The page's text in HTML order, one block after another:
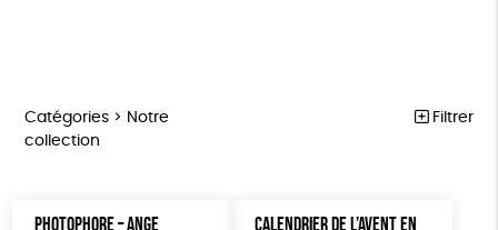
Catégories > Notre
collection
Filtrer
PHOTOPHORE – ANGE
CALENDRIER DE L’AVENT EN